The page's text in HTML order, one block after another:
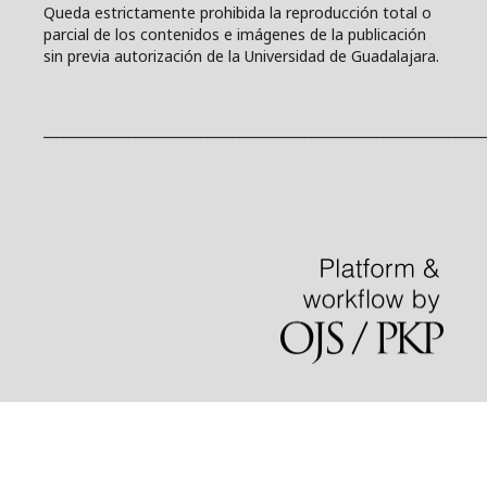
Queda estrictamente prohibida la reproducción total o
parcial de los contenidos e imágenes de la publicación
sin previa autorización de la Universidad de Guadalajara.